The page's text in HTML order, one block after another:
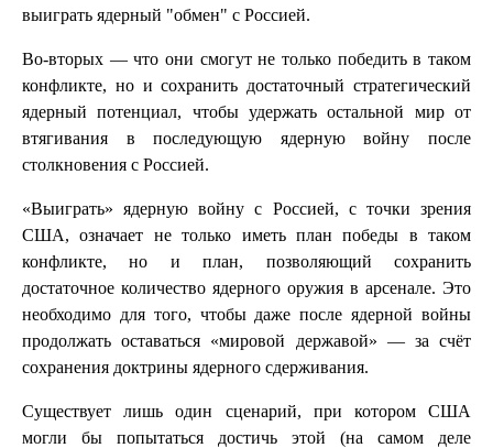
выиграть ядерный "обмен" с Россией.
Во-вторых — что они смогут не только победить в таком
конфликте, но и сохранить достаточный стратегический
ядерный потенциал, чтобы удержать остальной мир от
втягивания в последующую ядерную войну после
столкновения с Россией.
«Выиграть» ядерную войну с Россией, с точки зрения
США, означает не только иметь план победы в таком
конфликте, но и план, позволяющий сохранить
достаточное количество ядерного оружия в арсенале. Это
необходимо для того, чтобы даже после ядерной войны
продолжать оставаться «мировой державой» — за счёт
сохранения доктрины ядерного сдерживания.
Существует лишь один сценарий, при котором США
могли бы попытаться достичь этой (на самом деле